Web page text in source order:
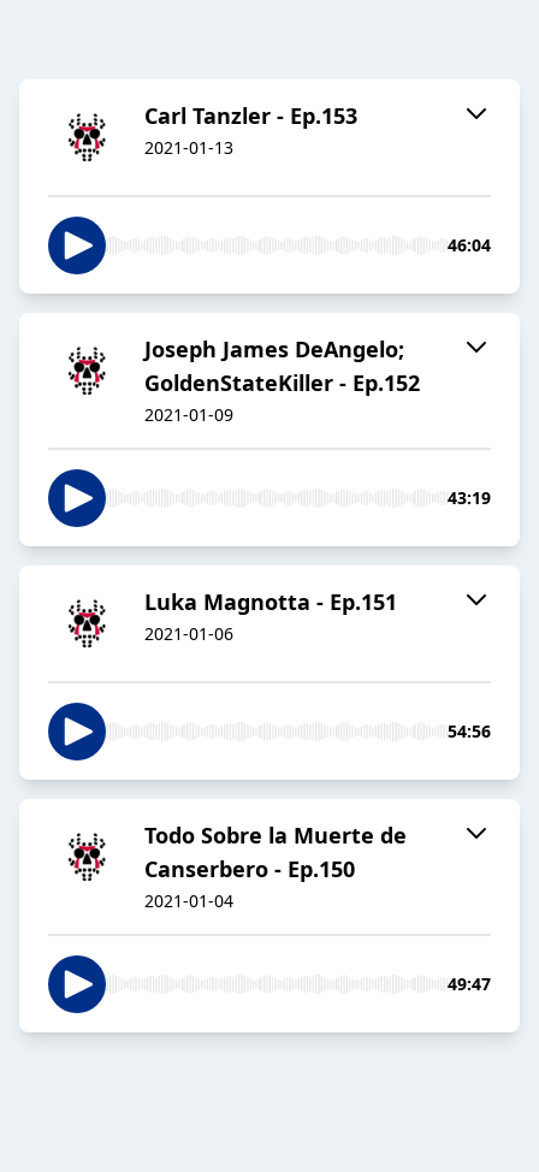
Carl Tanzler - Ep.153
2021-01-13
46:04
Joseph James DeAngelo;
GoldenStateKiller - Ep.152
2021-01-09
43:19
Luka Magnotta - Ep.151
2021-01-06
54:56
Todo Sobre la Muerte de
Canserbero - Ep.150
2021-01-04
49:47